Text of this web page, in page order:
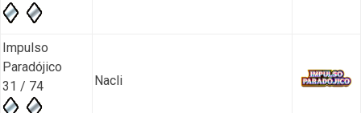
Impulso
Paradójico
31 / 74
Nacli